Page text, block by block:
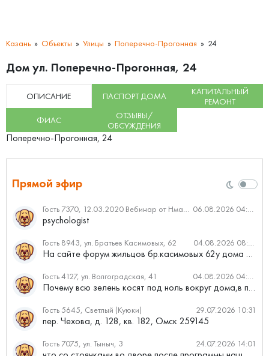
Казань Объекты Улицы Поперечно-Прогонная 24
Дом ул. Поперечно-Прогонная, 24
ОПИСАНИЕ ПАСПОРТ ДОМА
КАПИТАЛЬНЫЙ
РЕМОНТ
ФИАС
ОТЗЫВЫ/
ОБСУЖДЕНИЯ
Поперечно-Прогонная, 24
Прямой эфир
Гость 7370, 12.03.2020 Вебинар от Нмаркет.ПРО: «Актуальное об ипотеке: что нужно знать» 06.08.2026 04:00
psychologist
Гость 8943, ул. Братьев Касимовых, 62 04.08.2026 08:34
На сайте форум жильцов бр.касимовых 62у дома растут красивые...
Гость 4127, ул. Волгоградская, 41 04.08.2026 04:46
Почему всю зелень косят под ноль вокруг дома,в полисадниках....
Гость 5645, Светлый (Куюки) 29.07.2026 10:31
пер. Чехова, д. 128, кв. 182, Омск 259145
Гость 7075, ул. Тыныч, 3 24.07.2026 14:01